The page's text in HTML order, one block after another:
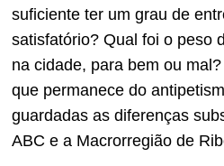
suficiente ter um grau de
satisfatório? Qual foi o peso
na cidade, para bem ou
que permanece do
guardadas as diferenças
ABC e a Macrorregião de